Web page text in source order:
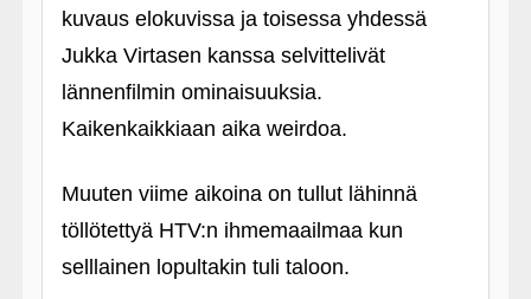
kuvaus elokuvissa ja toisessa yhdessä
Jukka Virtasen kanssa selvittelivät
lännenfilmin ominaisuuksia.
Kaikenkaikkiaan aika weirdoa.
Muuten viime aikoina on tullut lähinnä
töllötettyä HTV:n ihmemaailmaa kun
selllainen lopultakin tuli taloon.